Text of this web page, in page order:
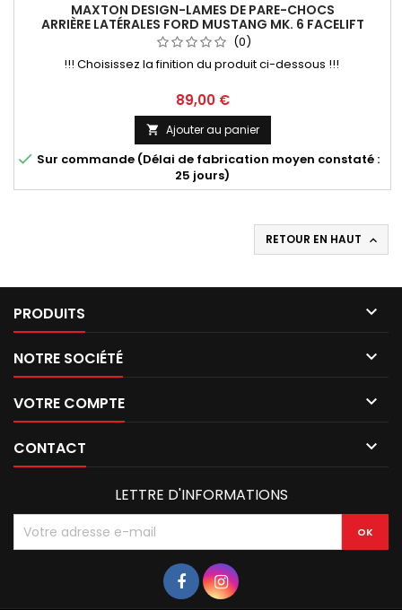
MAXTON DESIGN-LAMES DE PARE-CHOCS
ARRIÈRE LATÉRALES FORD MUSTANG MK. 6 FACELIFT
(0)
!!! Choisissez la finition du produit ci-dessous !!!
Prix
89,00 €
 Ajouter au panier
 Sur commande (Délai de fabrication moyen constaté :
25 jours)
RETOUR EN HAUT 
PRODUITS 
NOTRE SOCIÉTÉ 
VOTRE COMPTE 
CONTACT 
LETTRE D'INFORMATIONS